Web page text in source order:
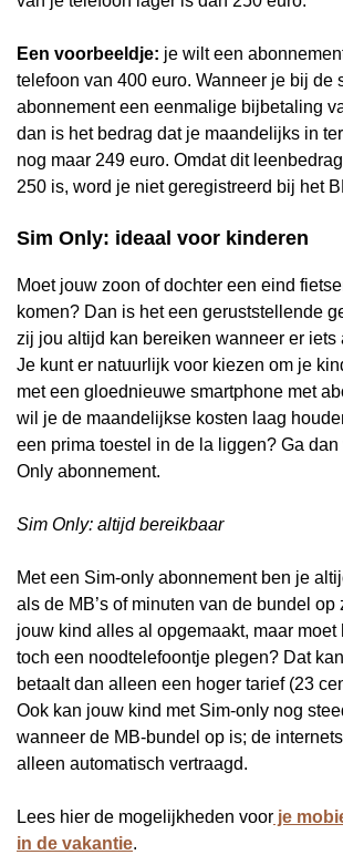
Een voorbeeldje: je wilt een
telefoon van 400 euro. Wanneer je bij de
abonnement een eenmalige bijbetaling
dan is het bedrag dat je maandelijks in
nog maar 249 euro. Omdat dit
250 is, word je niet geregistreerd bij het
Sim Only: ideaal voor kinderen
Moet jouw zoon of dochter een eind
komen? Dan is het een geruststellende
zij jou altijd kan bereiken wanneer er iets
Je kunt er natuurlijk voor kiezen om je
met een gloednieuwe smartphone met
wil je de maandelijkse kosten laag
een prima toestel in de la liggen? Ga
Only abonnement.
Sim Only: altijd bereikbaar
Met een Sim-only abonnement ben je
als de MB’s of minuten van de bundel op
jouw kind alles al opgemaakt, maar moet
toch een noodtelefoontje plegen? Dat
betaalt dan alleen een hoger tarief (23
Ook kan jouw kind met Sim-only nog
wanneer de MB-bundel op is; de
alleen automatisch vertraagd.
Lees hier de mogelijkheden voor je
in de vakantie.